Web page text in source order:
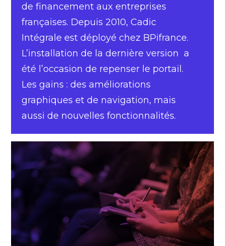
de financement aux entreprises
françaises. Depuis 2010, Cadic
Intégrale est déployé chez BPifrance.
L’installation de la dernière version a
été l’occasion de repenser le portail.
Les gains : des améliorations
graphiques et de navigation, mais
aussi de nouvelles fonctionnalités.